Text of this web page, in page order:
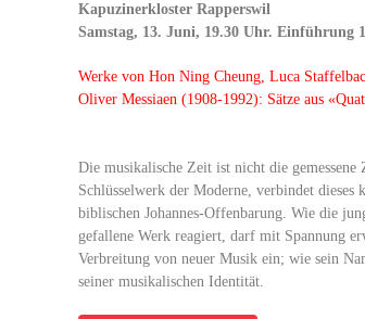
Kapuzinerkloster Rapperswil
Samstag, 13. Juni, 19.30 Uhr. Einführung
Werke von Hon Ning Cheung, Luca
Oliver Messiaen (1908-1992): Sätze aus
Die musikalische Zeit ist nicht die
Schlüsselwerk der Moderne, verbindet
biblischen Johannes-Offenbarung. Wie die
gefallene Werk reagiert, darf mit Spannung
Verbreitung von neuer Musik ein; wie sein
seiner musikalischen Identität.